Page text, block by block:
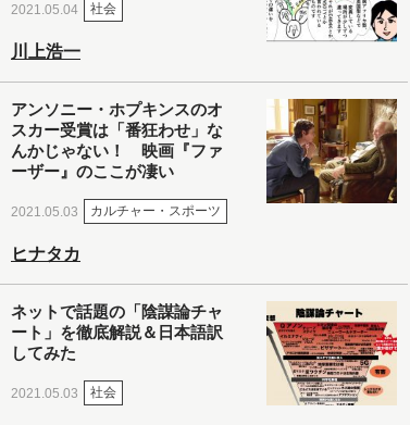
2021.05.04 社会
川上浩一
アンソニー・ホプキンスのオ
スカー受賞は「番狂わせ」な
んかじゃない！ 映画『ファ
ーザー』のここが凄い
2021.05.03 カルチャー・スポーツ
ヒナタカ
ネットで話題の「陰謀論チャ
ート」を徹底解説＆日本語訳
してみた
2021.05.03 社会